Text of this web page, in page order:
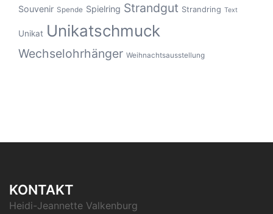
Souvenir Spende Spielring Strandgut Strandring Text
Unikat Unikatschmuck
Wechselohrhänger Weihnachtsausstellung
KONTAKT
Heidi-Jeannette Valkenburg